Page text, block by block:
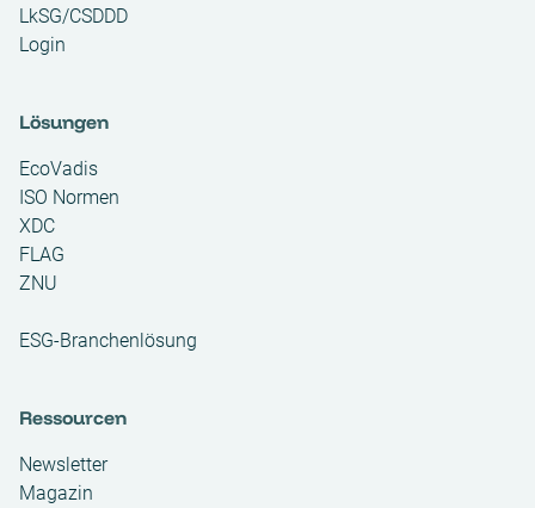
LkSG/CSDDD
Login
Lösungen
EcoVadis
ISO Normen
XDC
FLAG
ZNU
ESG-Branchenlösung
Ressourcen
Newsletter
Magazin